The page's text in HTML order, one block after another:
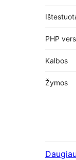
PHP
Kalbos
Žymos
Daugiau